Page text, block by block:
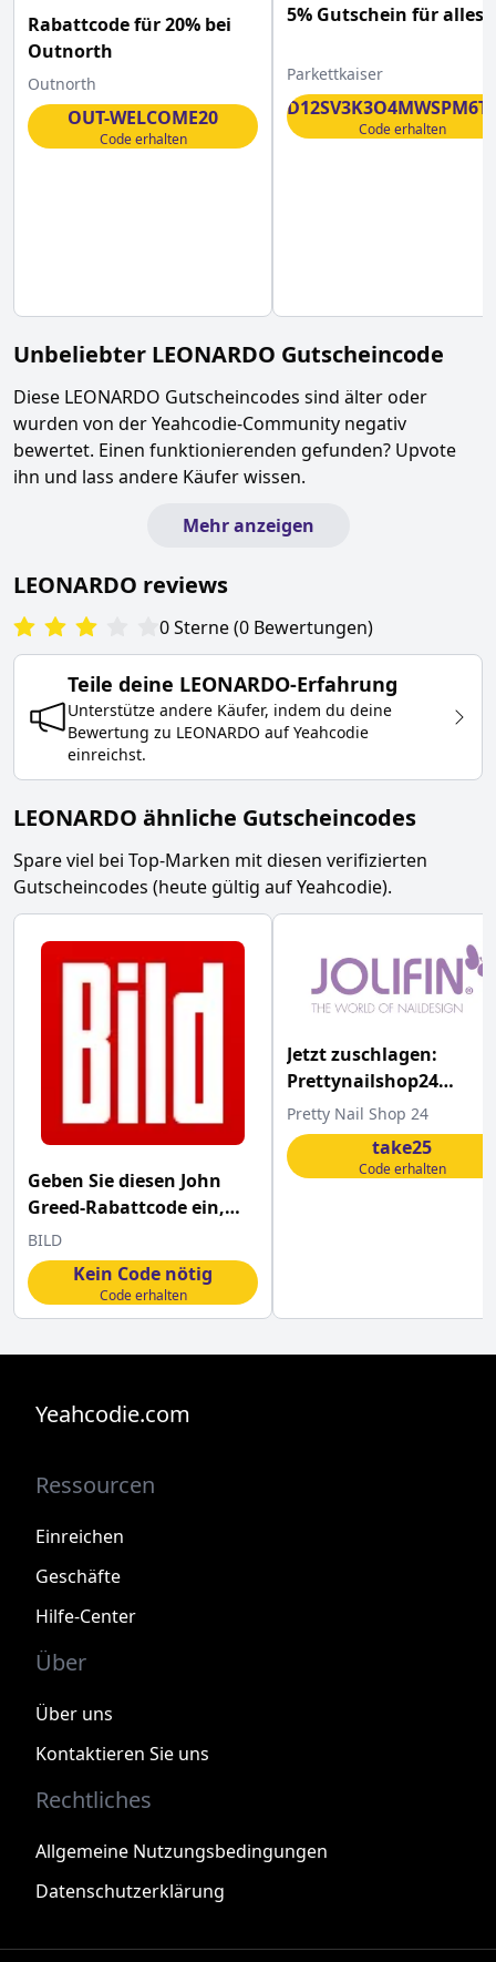
Rabattcode für 20% bei
Outnorth
Outnorth
OUT-WELCOME20
Code erhalten
5% Gutschein für alles
Parkettkaiser
Code erhalten
Unbeliebter LEONARDO Gutscheincode
Diese LEONARDO Gutscheincodes sind älter oder
wurden von der Yeahcodie-Community negativ
bewertet. Einen funktionierenden gefunden? Upvote
ihn und lass andere Käufer wissen.
Mehr anzeigen
LEONARDO reviews
0Sterne(0 Bewertungen)
Teile deine LEONARDO-Erfahrung
Unterstütze andere Käufer, indem du deine
Bewertung zu LEONARDO auf Yeahcodie
einreichst.
LEONARDO ähnliche Gutscheincodes
Spare viel bei Top-Marken mit diesen verifizierten
Gutscheincodes (heute gültig auf Yeahcodie).
Geben Sie diesen John
Greed-Rabattcode ein,
um kostenlosen Versand
zu erhalten
BILD
Kein Code nötig
Code erhalten
Jetzt zuschlagen:
Prettynailshop24
Gutschein über 25%
Pretty Nail Shop 24
take25
Code erhalten
Yeahcodie.com
Ressourcen
Einreichen
Geschäfte
Hilfe-Center
Über
Über uns
Kontaktieren Sie uns
Rechtliches
Allgemeine Nutzungsbedingungen
Datenschutzerklärung